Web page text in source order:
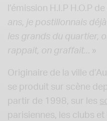
l’émission H.I.P H.O.P
ans, je postillonnais déjà
les grands du quartier,
rappait, on graffait... »
Originaire de la ville
se produit sur scène
partir de 1998, sur les
parisiennes, les clubs